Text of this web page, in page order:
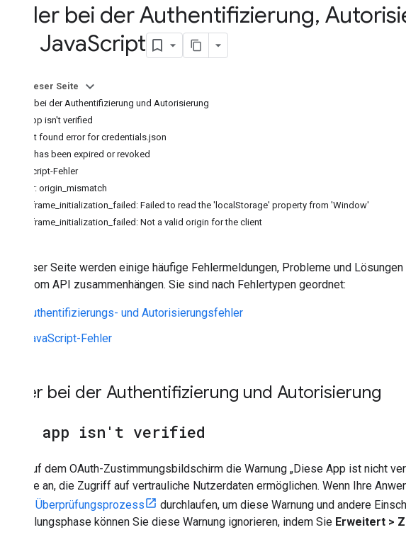
Fehler bei der Authentifizierung,
und JavaScript
Auf dieser Seite
Fehler bei der Authentifizierung und Autorisierung
This app isn't verified
File not found error for credentials.json
Token has been expired or revoked
JavaScript-Fehler
Error: origin_mismatch
idpiframe_initialization_failed: Failed to read the 'localStorage' property from 'Window'
idpiframe_initialization_failed: Not a valid origin for the client
Auf dieser Seite werden einige häufige Fehlermeldungen, Probleme und
Classroom API zusammenhängen. Sie sind nach Fehlertypen geordnet:
Authentifizierungs- und Autorisierungsfehler
JavaScript-Fehler
Fehler bei der Authentifizierung und Autorisierung
This app isn't verified
Wenn auf dem OAuth-Zustimmungsbildschirm die Warnung „Diese App ist nicht
Bereiche an, die Zugriff auf vertrauliche Nutzerdaten ermöglichen. Wenn Ihre
Überprüfungsprozess
durchlaufen, um diese Warnung und andere
Entwicklungsphase können Sie diese Warnung ignorieren, indem Sie Erweitert >